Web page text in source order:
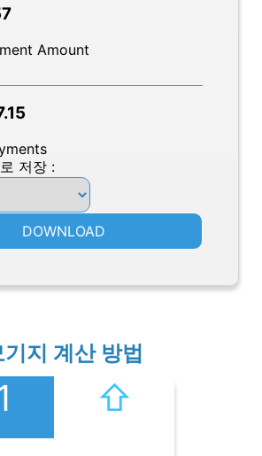
Amount
저장 :
DOWNLOAD
기지 계산 방법
⇧︎